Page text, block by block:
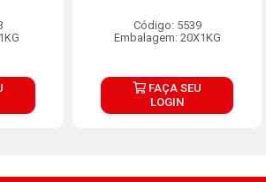
Código: 5539
Embalagem: 20X1KG
FAÇA SEU
LOGIN